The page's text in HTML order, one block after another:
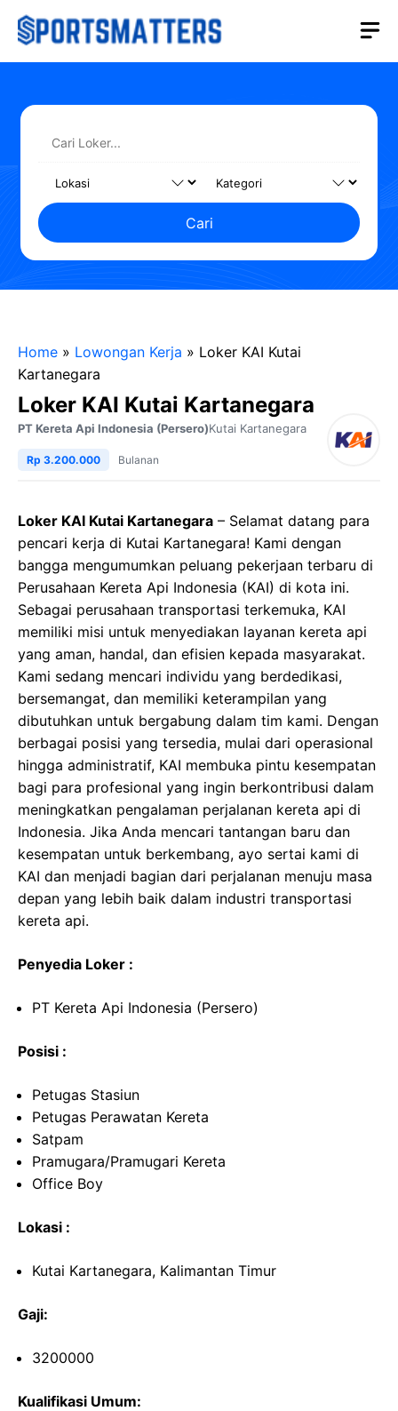
Langsung
Cari
Home » Lowongan Kerja » Loker KAI Kutai
Kartanegara
Loker KAI Kutai Kartanegara
PT Kereta Api Indonesia (Persero)Kutai Kartanegara
Rp 3.200.000 Bulanan
Loker KAI Kutai Kartanegara – Selamat datang para
pencari kerja di Kutai Kartanegara! Kami dengan
bangga mengumumkan peluang pekerjaan terbaru di
Perusahaan Kereta Api Indonesia (KAI) di kota ini.
Sebagai perusahaan transportasi terkemuka, KAI
memiliki misi untuk menyediakan layanan kereta api
yang aman, handal, dan efisien kepada masyarakat.
Kami sedang mencari individu yang berdedikasi,
bersemangat, dan memiliki keterampilan yang
dibutuhkan untuk bergabung dalam tim kami. Dengan
berbagai posisi yang tersedia, mulai dari operasional
hingga administratif, KAI membuka pintu kesempatan
bagi para profesional yang ingin berkontribusi dalam
meningkatkan pengalaman perjalanan kereta api di
Indonesia. Jika Anda mencari tantangan baru dan
kesempatan untuk berkembang, ayo sertai kami di
KAI dan menjadi bagian dari perjalanan menuju masa
depan yang lebih baik dalam industri transportasi
kereta api.
Penyedia Loker :
PT Kereta Api Indonesia (Persero)
Posisi :
Petugas Stasiun
Petugas Perawatan Kereta
Satpam
Pramugara/Pramugari Kereta
Office Boy
Lokasi :
Kutai Kartanegara, Kalimantan Timur
Gaji:
3200000
Kualifikasi Umum: